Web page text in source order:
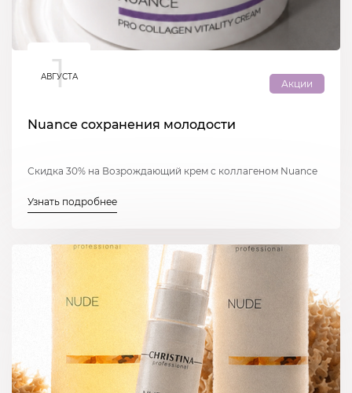
1
АВГУСТА
Акции
Nuance сохранения молодости
Скидка 30% на Возрождающий крем с коллагеном Nuance
Узнать подробнее